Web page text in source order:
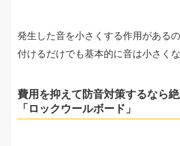
発生した音を小さくする作用がある
付けるだけでも基本的に音は小さく
費用を抑えて防音対策するなら絶
「ロックウールボード」